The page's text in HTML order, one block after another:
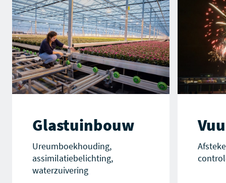
Glastuinbouw
Ureumboekhouding,
assimilatiebelichting,
waterzuivering